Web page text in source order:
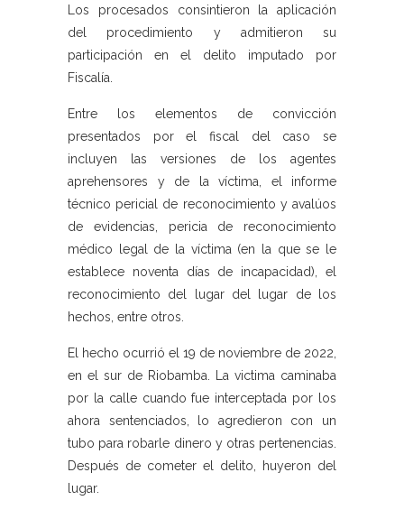
Los procesados consintieron la aplicación
del procedimiento y admitieron su
participación en el delito imputado por
Fiscalía.
Entre los elementos de convicción
presentados por el fiscal del caso se
incluyen las versiones de los agentes
aprehensores y de la víctima, el informe
técnico pericial de reconocimiento y avalúos
de evidencias, pericia de reconocimiento
médico legal de la víctima (en la que se le
establece noventa días de incapacidad), el
reconocimiento del lugar del lugar de los
hechos, entre otros.
El hecho ocurrió el 19 de noviembre de 2022,
en el sur de Riobamba. La victima caminaba
por la calle cuando fue interceptada por los
ahora sentenciados, lo agredieron con un
tubo para robarle dinero y otras pertenencias.
Después de cometer el delito, huyeron del
lugar.